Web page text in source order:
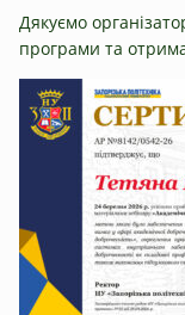
Дякуємо
програми та